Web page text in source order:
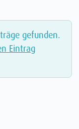
gefunden.
Eintrag